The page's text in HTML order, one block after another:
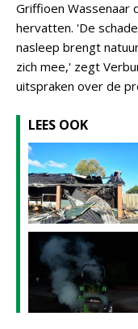
Griffioen Wassenaar
hervatten. 'De
nasleep brengt
zich mee,' zegt
uitspraken over de
LEES OOK